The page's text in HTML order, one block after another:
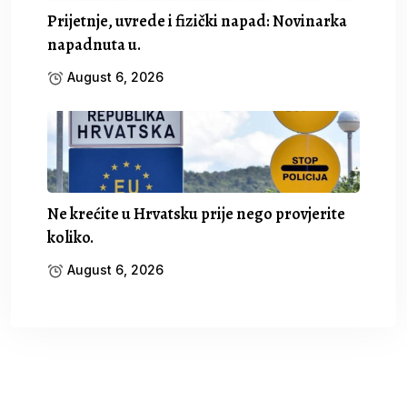
Prijetnje, uvrede i fizički napad: Novinarka
napadnuta u.
August 6, 2026
Ne krećite u Hrvatsku prije nego provjerite
koliko.
August 6, 2026